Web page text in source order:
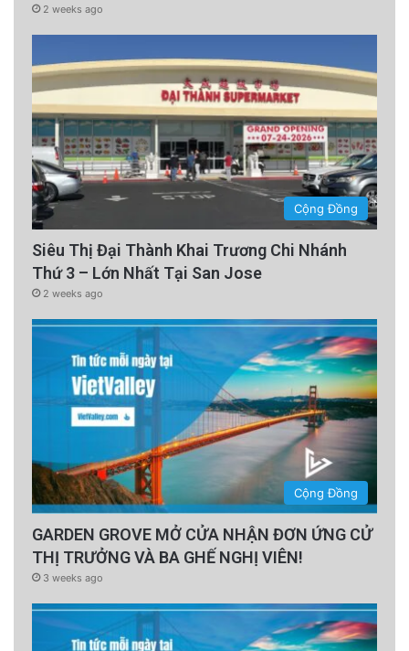
2 weeks ago
Cộng Đồng
Siêu Thị Đại Thành Khai Trương Chi Nhánh
Thứ 3 – Lớn Nhất Tại San Jose
2 weeks ago
Cộng Đồng
GARDEN GROVE MỞ CỬA NHẬN ĐƠN ỨNG CỬ
THỊ TRƯỞNG VÀ BA GHẾ NGHỊ VIÊN!
3 weeks ago